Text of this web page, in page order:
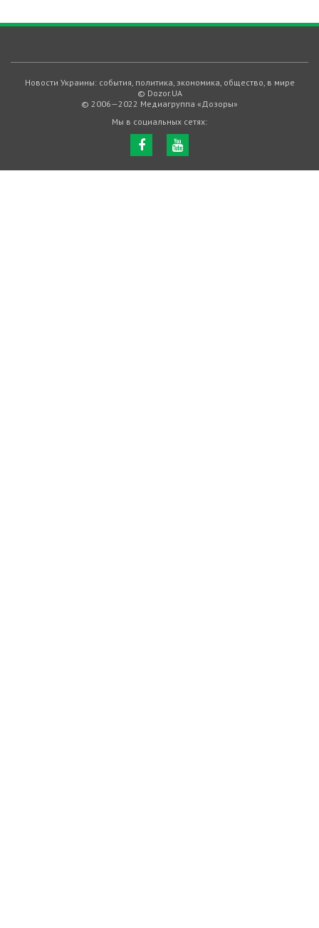
Новости Украины: события, политика, экономика, общество, в мире
© Dozor.UA
© 2006—2022 Медиагруппа «Дозоры»
Мы в социальных сетях: